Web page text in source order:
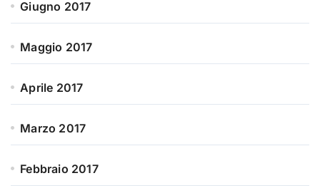
Giugno 2017
Maggio 2017
Aprile 2017
Marzo 2017
Febbraio 2017